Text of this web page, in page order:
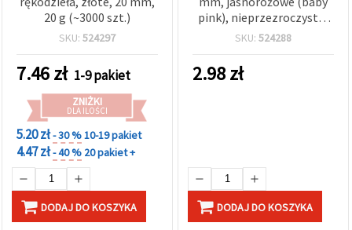
20 g (~3000 szt.)
SKU: 524297
7.46zł 1-9 pakiet
ZNIŻKI
DLA ILOŚCI
5.20 zł- 30 %10-19 pakiet
4.47 zł- 40 % 20 pakiet +
DODAJ DO KOSZYKA
pink), nieprzezroczyste,
20 g – do rękodzieła,
SKU: 524288
2.98zł
DODAJ DO KOSZYKA